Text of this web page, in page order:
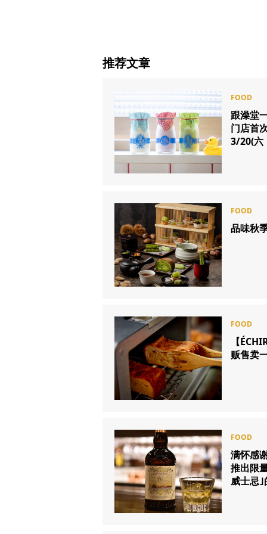
推荐文章
跟澡堂
门店首
3/20(六
品味秋
【
贩售卖
满怀感
推出限
威士忌｣